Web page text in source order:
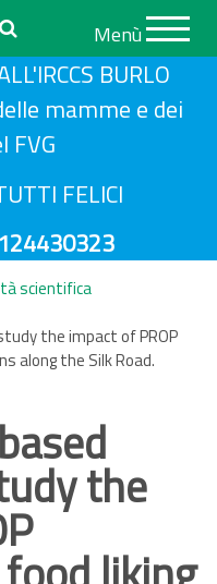
BURLO
mamme e dei
FVG
FELICI
Menù
scientifica
the impact of PROP
along the Silk Road.
the